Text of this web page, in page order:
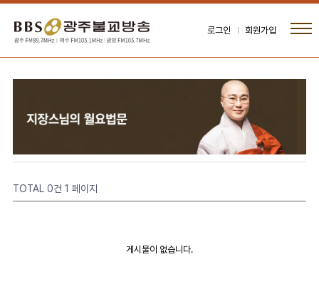
로그인 회원가입
TOTAL 0건 1 페이지
게시물이 없습니다.